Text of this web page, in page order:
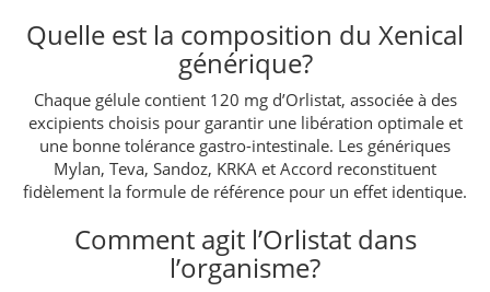
Quelle est la composition du Xenical
générique?
Chaque gélule contient 120 mg d’Orlistat, associée à des
excipients choisis pour garantir une libération optimale et
une bonne tolérance gastro-intestinale. Les génériques
Mylan, Teva, Sandoz, KRKA et Accord reconstituent
fidèlement la formule de référence pour un effet identique.
Comment agit l’Orlistat dans
l’organisme?